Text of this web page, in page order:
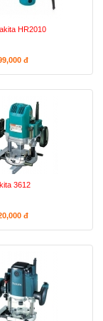
HR2010
đ
3612
đ